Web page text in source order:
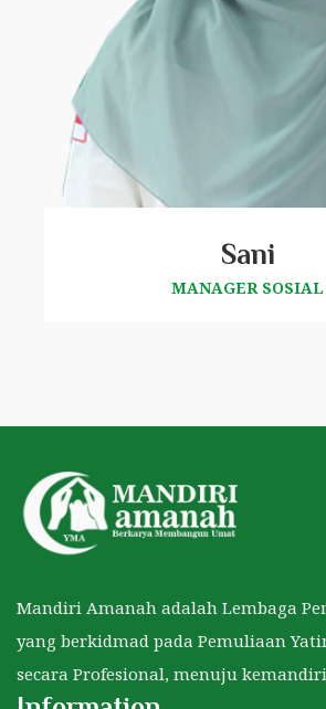
Sani
MANAGER SOSIAL
Mandiri Amanah adalah Lembaga
yang berkidmad pada Pemuliaan
secara Profesional, menuju